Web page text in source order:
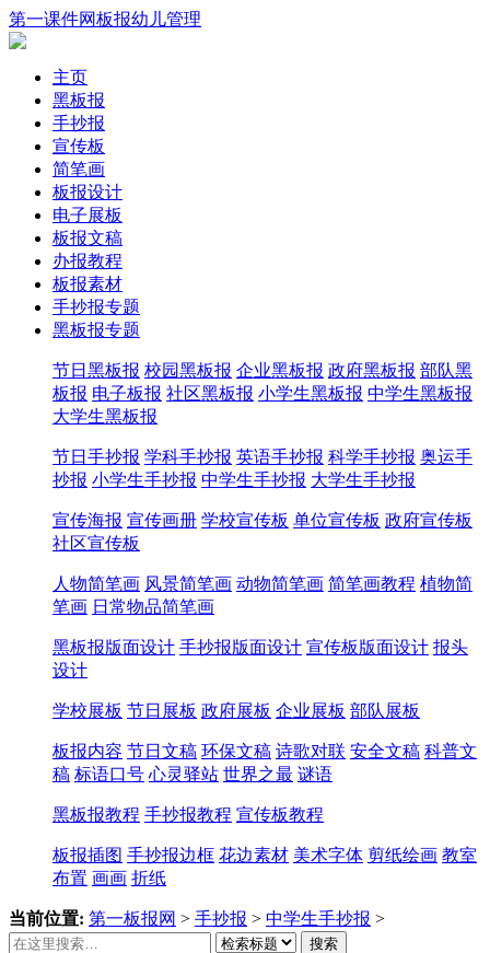
第一课件网板报幼儿管理
主页
黑板报
手抄报
宣传板
简笔画
板报设计
电子展板
板报文稿
办报教程
板报素材
手抄报专题
黑板报专题
节日黑板报 校园黑板报 企业黑板报 政府黑板报 部队黑
板报 电子板报 社区黑板报 小学生黑板报 中学生黑板报
大学生黑板报
节日手抄报 学科手抄报 英语手抄报 科学手抄报 奥运手
抄报 小学生手抄报 中学生手抄报 大学生手抄报
宣传海报 宣传画册 学校宣传板 单位宣传板 政府宣传板
社区宣传板
人物简笔画 风景简笔画 动物简笔画 简笔画教程 植物简
笔画 日常物品简笔画
黑板报版面设计 手抄报版面设计 宣传板版面设计 报头
设计
学校展板 节日展板 政府展板 企业展板 部队展板
板报内容 节日文稿 环保文稿 诗歌对联 安全文稿 科普文
稿 标语口号 心灵驿站 世界之最 谜语
黑板报教程 手抄报教程 宣传板教程
板报插图 手抄报边框 花边素材 美术字体 剪纸绘画 教室
布置 画画 折纸
当前位置: 第一板报网 > 手抄报 > 中学生手抄报 >
搜索